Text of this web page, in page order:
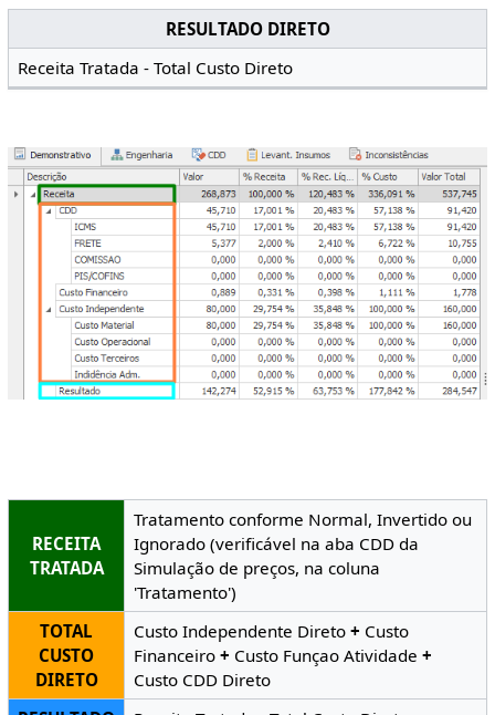
RESULTADO DIRETO
Receita Tratada - Total Custo Direto
RECEITA
TRATADA
Tratamento conforme Normal, Invertido ou
Ignorado (verificável na aba CDD da
Simulação de preços, na coluna
'Tratamento')
TOTAL
CUSTO
DIRETO
Custo Independente Direto + Custo
Financeiro + Custo Funçao Atividade +
Custo CDD Direto